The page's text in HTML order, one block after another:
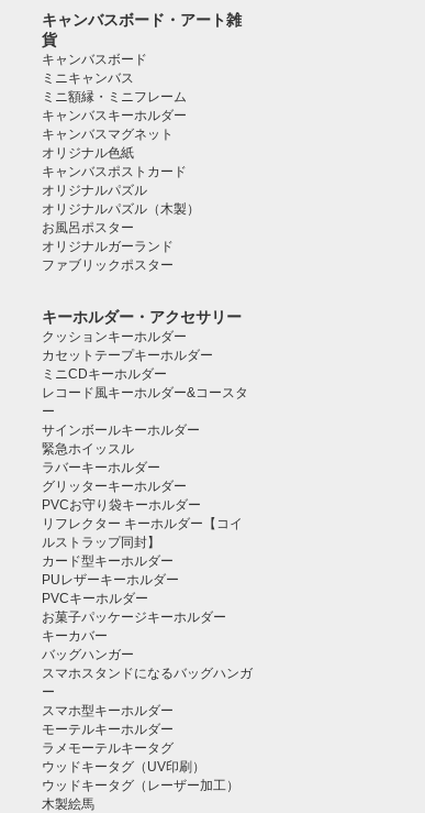
キャンバスボード・アート雑
貨
キャンバスボード
ミニキャンバス
ミニ額縁・ミニフレーム
キャンバスキーホルダー
キャンバスマグネット
オリジナル色紙
キャンバスポストカード
オリジナルパズル
オリジナルパズル（木製）
お風呂ポスター
オリジナルガーランド
ファブリックポスター
キーホルダー・アクセサリー
クッションキーホルダー
カセットテープキーホルダー
ミニCDキーホルダー
レコード風キーホルダー&コースタ
ー
サインボールキーホルダー
緊急ホイッスル
ラバーキーホルダー
グリッターキーホルダー
PVCお守り袋キーホルダー
リフレクター キーホルダー【コイ
ルストラップ同封】
カード型キーホルダー
PUレザーキーホルダー
PVCキーホルダー
お菓子パッケージキーホルダー
キーカバー
バッグハンガー
スマホスタンドになるバッグハンガ
ー
スマホ型キーホルダー
モーテルキーホルダー
ラメモーテルキータグ
ウッドキータグ（UV印刷）
ウッドキータグ（レーザー加工）
木製絵馬